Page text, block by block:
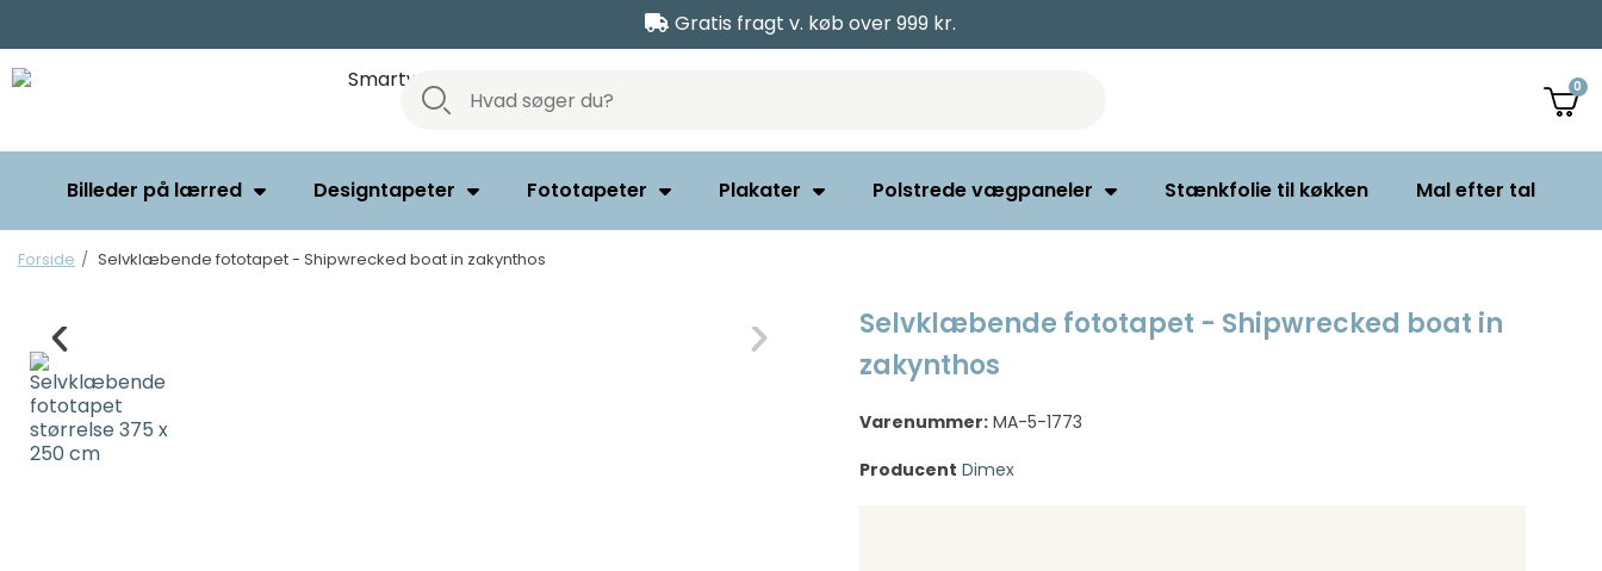
Gratis fragt v. køb over 999 kr.
Billeder på lærred Designtapeter Fototapeter Plakater Polstrede vægpaneler Stænkfolie til køkken Mal efter tal
Forside Selvklæbende fototapet - Shipwrecked boat in zakynthos
Selvklæbende fototapet - Shipwrecked boat in
zakynthos
Varenummer: MA-5-1773
Producent Dimex